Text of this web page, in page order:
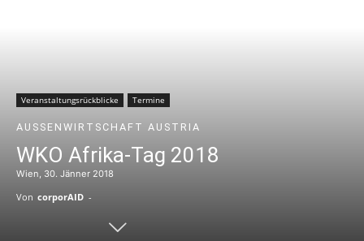
Veranstaltungsrückblicke Termine
AUSSENWIRTSCHAFT AUSTRIA
WKO Afrika-Tag 2018
Wien, 30. Jänner 2018
Von corporAID -